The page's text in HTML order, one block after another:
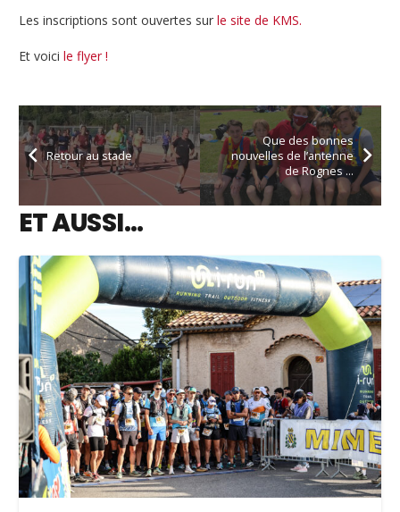
Les inscriptions sont ouvertes sur le site de KMS.
Et voici le flyer !
Retour au stade
Que des bonnes
nouvelles de l’antenne
de Rognes …
ET AUSSI…